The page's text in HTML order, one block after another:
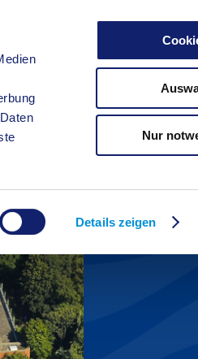
Details zeigen
Nur